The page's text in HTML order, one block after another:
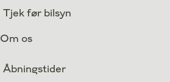
Tjek før bilsyn
Om os
Åbningstider